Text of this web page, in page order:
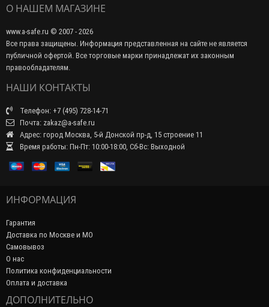
О НАШЕМ МАГАЗИНЕ
www.a-safe.ru © 2007 - 2026
Все права защищены. Информация представленная на сайте не является
публичной офертой. Все торговые марки принадлежат их законным
правообладателям.
НАШИ КОНТАКТЫ
Телефон: +7 (495) 728-14-71
Почта: zakaz@a-safe.ru
Адрес: город Москва, 5-й Донской пр-д, 15 строение 11
Время работы: Пн-Пт: 10:00-18:00, Сб-Вс: Выходной
ИНФОРМАЦИЯ
Гарантия
Доставка по Москве и МО
Самовывоз
О нас
Политика конфиденциальности
Оплата и доставка
ДОПОЛНИТЕЛЬНО